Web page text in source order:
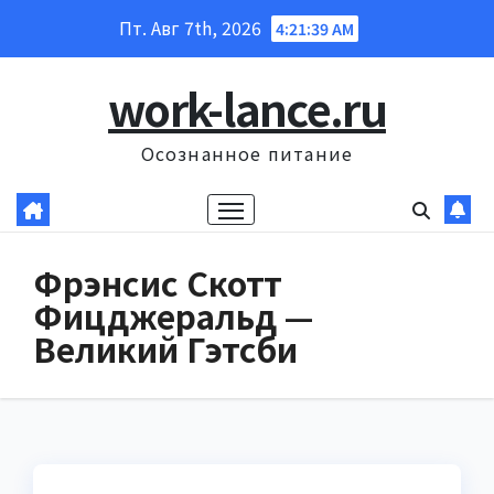
Пт. Авг 7th, 2026 4:21:40 AM
work-lance.ru
Осознанное питание
Фрэнсис Скотт
Фицджеральд —
Великий Гэтсби